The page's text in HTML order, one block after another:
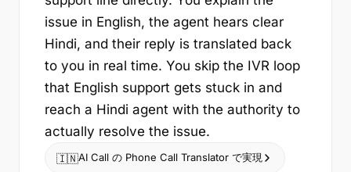
issue in English, the agent hears clear
Hindi, and their reply is translated back
to you in real time. You skip the IVR loop
that English support gets stuck in and
reach a Hindi agent with the authority to
actually resolve the issue.
🇮🇳AI Call の Phone Call Translator で実現